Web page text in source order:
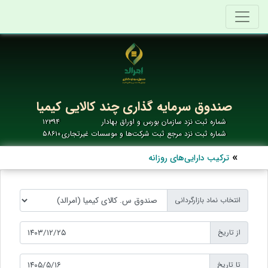
صندوق سرمایه گذاری چند کالایی کیمیا
شماره ثبت نزد سازمان بورس و اوراق بهادار
۱۲۳۹۴
شماره ثبت نزد مرجع ثبت شرکت‌ها و موسسات غیرتجاری۵۸۶۱۰
ترکیب دارایی‌های روزانه
انتخاب نماد بازارگردانی
از تاریخ
تا تاریخ